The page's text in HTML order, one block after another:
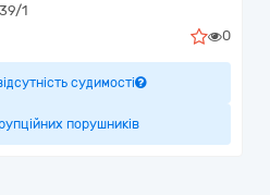
39/1
0
судимості
порушників